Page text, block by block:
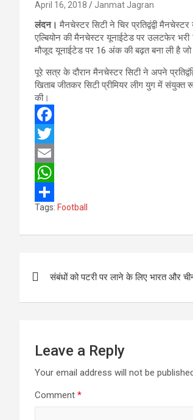
April 16, 2018 Janmat Jagran
लंदन। मैनचेस्टर सिटी ने चिर प्रतिद्वंद्वी
एल्बियोन की मैनचेस्टर यूनाईटेड पर उलटफेर
मौजूद यूनाईटेड पर 16 अंक की बढ़त बना ली है
पूरे सत्र के दौरान मैनचेस्टर सिटी ने अपने
खिताब जीतकर सिटी प्रीमियर लीग युग में
की।
F
a
c
e
b
k
T
w
t
r
E
m
a
W
h
s
S
r
Tags: Football
संबंधों को पटरी पर लाने के लिए भारत और
Leave a Reply
Your email address will not be
Comment *